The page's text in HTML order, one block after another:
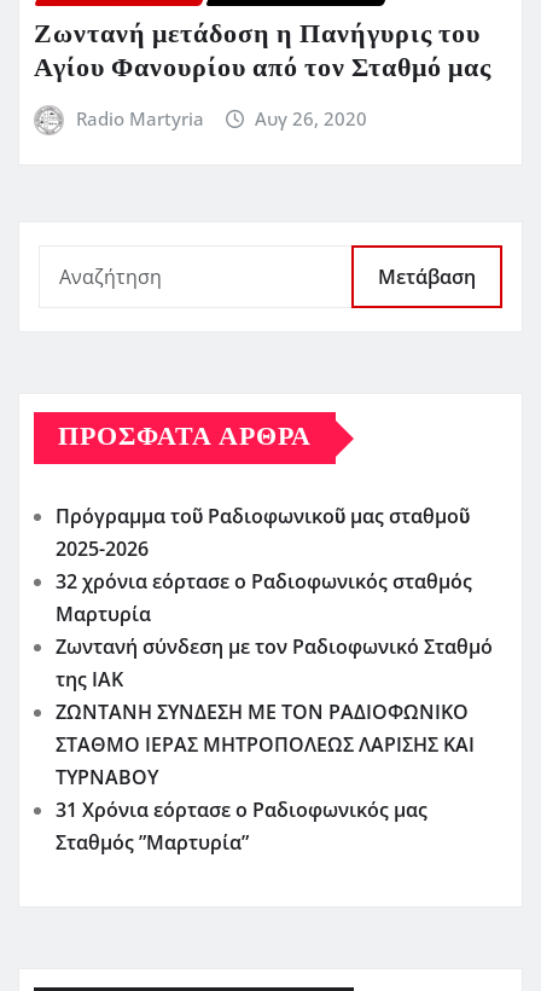
Ζωντανή μετάδοση η Πανήγυρις του
Αγίου Φανουρίου από τον Σταθμό μας
Radio Martyria Αυγ 26, 2020
Μετάβαση
ΠΡΌΣΦΑΤΑ ΆΡΘΡΑ
Πρόγραμμα τοῦ Ραδιοφωνικοῦ μας σταθμοῦ
2025-2026
32 χρόνια εόρτασε ο Ραδιοφωνικός σταθμός
Μαρτυρία
Ζωντανή σύνδεση με τον Ραδιοφωνικό Σταθμό
της ΙΑΚ
ΖΩΝΤΑΝΗ ΣΥΝΔΕΣΗ ΜΕ ΤΟΝ ΡΑΔΙΟΦΩΝΙΚΟ
ΣΤΑΘΜΟ ΙΕΡΑΣ ΜΗΤΡΟΠΟΛΕΩΣ ΛΑΡΙΣΗΣ ΚΑΙ
ΤΥΡΝΑΒΟΥ
31 Χρόνια εόρτασε ο Ραδιοφωνικός μας
Σταθμός ”Μαρτυρία”